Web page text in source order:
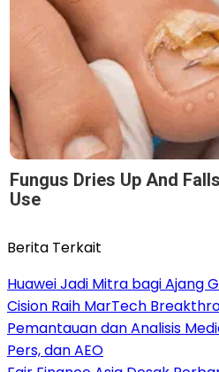
Fungus Dries Up And
Use
Berita Terkait
Huawei Jadi Mitra bagi Ajang
Cision Raih MarTech
Pemantauan dan Analisis
Pers, dan AEO